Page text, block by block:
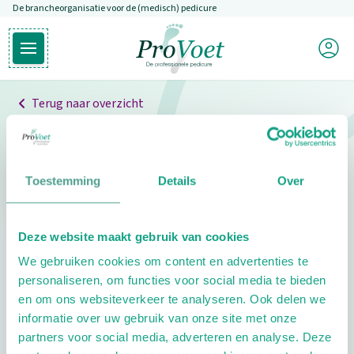
Toestemming Details Over
Deze website maakt gebruik van cookies
We gebruiken cookies om content en advertenties te
personaliseren, om functies voor social media te bieden
en om ons websiteverkeer te analyseren. Ook delen we
informatie over uw gebruik van onze site met onze
partners voor social media, adverteren en analyse. Deze
Overslaan en naar de inhoud gaan
De brancheorganisatie voor de (medisch) pedicure
Open hoofdmenu
Ga naar de homepagina
Mijn
Terug naar overzicht
Professionals
Pedicure niet gevonden
pedicure.